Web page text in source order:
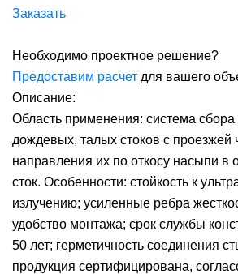
Заказать
Необходимо проектное решение?
Предоставим расчет для вашего
Описание:
Область применения: система сбора
дождевых, талых стоков с проезжей
направления их по откосу насыпи в
сток. Особенности: стойкость к
излучению; усиленные ребра
удобство монтажа; срок службы
50 лет; герметичность соединения
продукция сертифицирована,